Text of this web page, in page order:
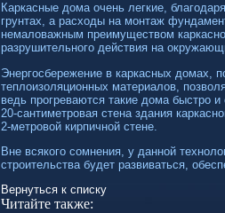
Каркасные дома очень легкие,
грунтах, а расходы на монтаж
немаловажным преимуществом
разрушительного действия на
Энергосбережение в каркасных домах,
теплоизоляционных материалов,
ведь прогреваются такие дома быстро
20-сантиметровая стена здания
2-метровой кирпичной стене.
Вне всякого сомнения, у данной
строительства будет развиваться,
Вернуться к списку
Читайте также: